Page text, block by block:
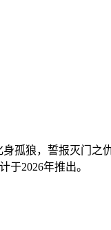
孤狼，誓报灭门
于2026年推出。